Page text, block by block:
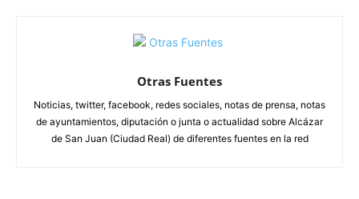
Otras Fuentes
Noticias, twitter, facebook, redes sociales, notas de prensa, notas
de ayuntamientos, diputación o junta o actualidad sobre Alcázar
de San Juan (Ciudad Real) de diferentes fuentes en la red